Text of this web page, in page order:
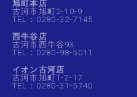
旭町本店
古河市旭町2-10-9
TEL：0280-32-7145
西牛谷店
古河市西牛谷93
TEL：0280-98-5011
イオン古河店
古河市旭町1-2-17
TEL：0280-31-5740